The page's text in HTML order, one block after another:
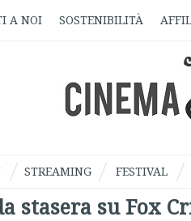
A NOI SOSTENIBILITÀ
STREAMING FESTIVAL
stasera su Fox